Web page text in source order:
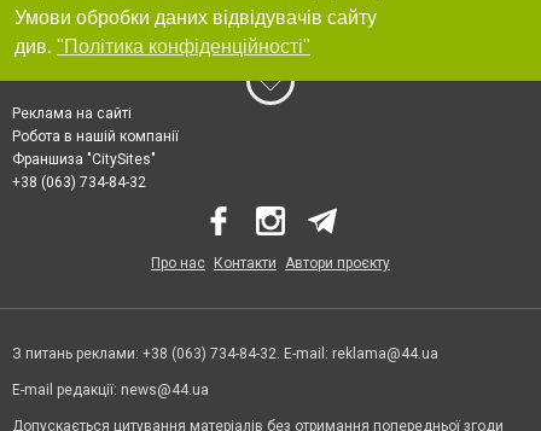
Умови обробки даних відвідувачів сайту
див. "Політика конфіденційності"
Реклама на сайті
Робота в нашій компанії
Франшиза "CitySites"
+38 (063) 734-84-32
Про нас Контакти Автори проєкту
З питань реклами: +38 (063) 734-84-32. E-mail: reklama@44.ua
E-mail редакції: news@44.ua
Допускається цитування матеріалів без отримання попередньої згоди